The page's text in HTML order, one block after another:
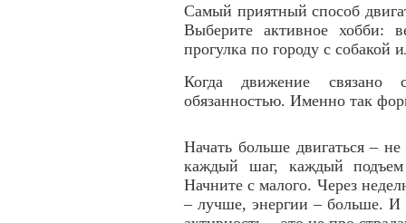
Самый приятный способ
Выберите активное хобби:
прогулка по городу с собакой
Когда движение связано
обязанностью. Именно так
Начать больше двигаться –
каждый шаг, каждый
Начните с малого. Через
– лучше, энергии – больше. И